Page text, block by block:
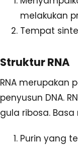
melakukan
Tempat
Struktur RNA
RNA merupakan
penyusun DNA.
gula ribosa.
Purin yang